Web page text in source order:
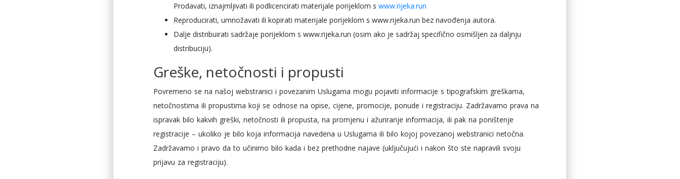
Prodavati, iznajmljivati ili podlicencirati materijale porijeklom swww.rijeka.run
Reproducirati, umnožavati ili kopirati materijale porijeklom s www.rijeka.run bez navođenja autora.
Dalje distribuirati sadržaje porijeklom s www.rijeka.run (osim ako je sadržaj specifično osmišljen za daljnju
distribuciju).
Greške, netočnosti i propusti
Povremeno se na našoj webstranici i povezanim Uslugama mogu pojaviti informacije s tipografskim greškama,
netočnostima ili propustima koji se odnose na opise, cijene, promocije, ponude i registraciju. Zadržavamo prava na
ispravak bilo kakvih greški, netočnosti ili propusta, na promjenu i ažuriranje informacija, ili pak na poništenje
registracije – ukoliko je bilo koja informacija navedena u Uslugama ili bilo kojoj povezanoj webstranici netočna.
Zadržavamo i pravo da to učinimo bilo kada i bez prethodne najave (uključujući i nakon što ste napravili svoju
prijavu za registraciju).